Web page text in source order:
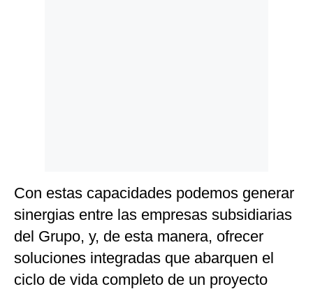
Con estas capacidades podemos generar
sinergias entre las empresas subsidiarias
del Grupo, y, de esta manera, ofrecer
soluciones integradas que abarquen el
ciclo de vida completo de un proyecto